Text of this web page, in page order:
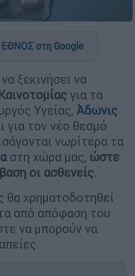
στη Google
ξεκινήσει να
για τα
Υγείας, Άδωνις
για τον νέο θεσμό
νωρίτερα τα
στη χώρα μας, ώστε
οι ασθενείς.
θα χρηματοδοτηθεί
από απόφαση του
να μπορούν να